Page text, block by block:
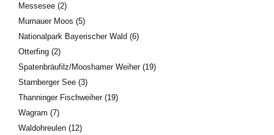
Messesee (2)
Murnauer Moos (5)
Nationalpark Bayerischer Wald (6)
Otterfing (2)
Spatenbräufilz/Mooshamer Weiher(19)
Starnberger See (3)
Thanninger Fischweiher(19)
Wagram (7)
Waldohreulen (12)